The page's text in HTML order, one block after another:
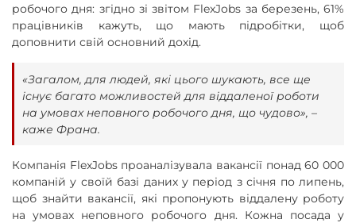
робочого дня: згідно зі звітом FlexJobs за березень, 61%
працівників кажуть, що мають підробітки, щоб
доповнити свій основний дохід.
«Загалом, для людей, які цього шукають, все ще
існує багато можливостей для віддаленої роботи
на умовах неповного робочого дня, що чудово», –
каже Франа.
Компанія FlexJobs проаналізувала вакансії понад 60 000
компаній у своїй базі даних у період з січня по липень,
щоб знайти вакансії, які пропонують віддалену роботу
на умовах неповного робочого дня. Кожна посада у